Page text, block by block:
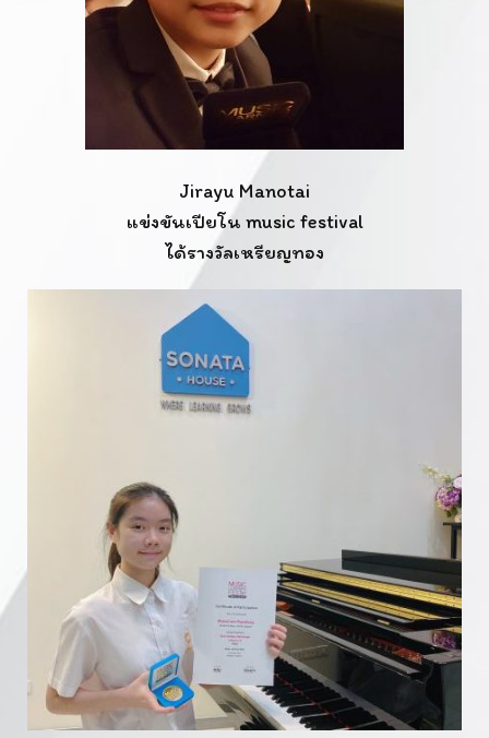
Jirayu Manotai
แข่งขันเปียโน music festival
ได้รางวัลเหรียญทอง